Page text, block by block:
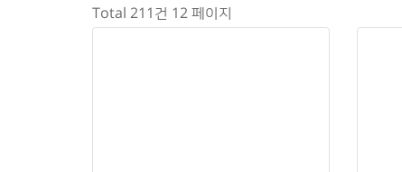
Total 211건 12 페이지